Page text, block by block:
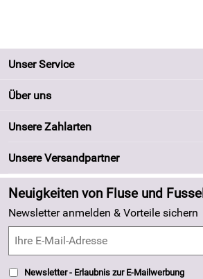
Unser Service
Kontakt
Kundeninformationen
Newsletter
Zahlung und Versand
Kundenlogin
Über uns
Unsere Bestseller
Neu
Angebote
Made in Germany
4,8/5
Unsere Zahlarten
Unsere Versandpartner
Neuigkeiten von Fluse und Fussel
Newsletter anmelden & Vorteile sichern
Newsletter - Erlaubnis zur E-Mailwerbung